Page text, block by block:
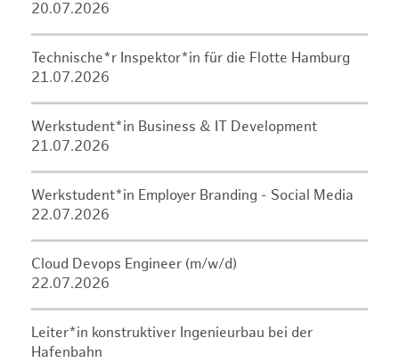
20.07.2026
Technische*r Inspektor*in für die Flotte Hamburg
21.07.2026
Werkstudent*in Business & IT Development
21.07.2026
Werkstudent*in Employer Branding - Social Media
22.07.2026
Cloud Devops Engineer (m/w/d)
22.07.2026
Leiter*in konstruktiver Ingenieurbau bei der
Hafenbahn